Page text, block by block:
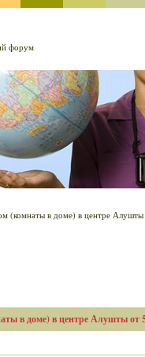
форум
(комнаты в доме) в центре Алушты
в доме) в центре Алушты от